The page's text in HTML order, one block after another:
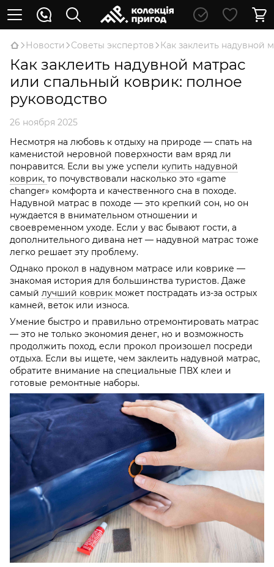
Новости Советы экспертов Как заклеить надувной
Как заклеить надувной матрас
или спальный коврик: полное
руководство
26 ноября 2025
Несмотря на любовь к отдыху на природе — спать на
каменистой неровной поверхности вам вряд ли
понравится. Если вы уже успели купить надувной
коврик, то почувствовали насколько это «game
changer» комфорта и качественного сна в походе.
Надувной матрас в походе — это крепкий сон, но он
нуждается в внимательном отношении и
своевременном уходе. Если у вас бывают гости, а
дополнительного дивана нет — надувной матрас тоже
легко решает эту проблему.
Однако прокол в надувном матрасе или коврике —
знакомая история для большинства туристов. Даже
самый лучший коврик может пострадать из-за острых
камней, веток или износа.
Умение быстро и правильно отремонтировать матрас
— это не только экономия денег, но и возможность
продолжить поход, если прокол произошел посреди
отдыха. Если вы ищете, чем заклеить надувной матрас,
обратите внимание на специальные ПВХ клеи и
готовые ремонтные наборы.